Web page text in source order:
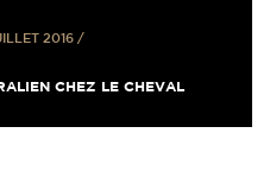
2016/
CHEZ LE CHEVAL